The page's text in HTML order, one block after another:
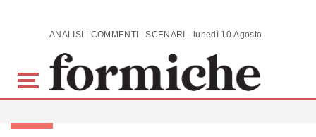
Skip to main content ANALISI | COMMENTI | SCENARI - lunedì 10 Agosto 2026